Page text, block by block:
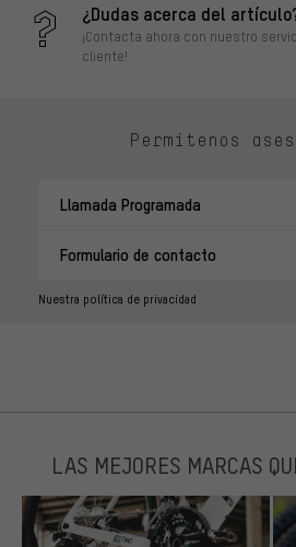
¿Dudas acerca del
¡Contacta ahora con nuestro
cliente!
Permítenos
Llamada Programada
Formulario de contacto
Nuestra política de privacidad
LAS MEJORES MARCAS